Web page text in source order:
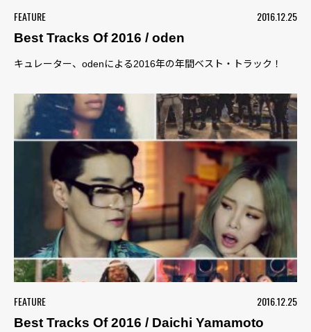
FEATURE
2016.12.25
Best Tracks Of 2016 / oden
キュレーター、odenによる2016年の年間ベスト・トラック！
FEATURE
2016.12.25
Best Tracks Of 2016 / Daichi Yamamoto